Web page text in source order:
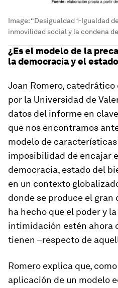
Image:“Desigualdad 1-Igualdad
inmovilidad social y la condena
¿Es el modelo de la
la democracia y el
Joan Romero,
por la Universidad de
datos del informe en
que nos encontramos
modelo de
imposibilidad de encajar
democracia, estado del
en un contexto
donde se produce el
ha hecho que el poder y
intimidación estén ahora
tienen –respecto de
Romero explica que,
aplicación de un modelo